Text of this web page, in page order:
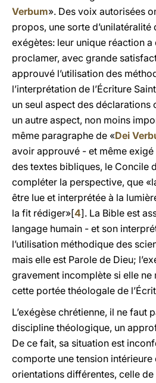
Verbum». Des voix autorisées
propos, une sorte
exégètes: leur unique réaction a
proclamer, avec grande
approuvé l’utilisation des
l’interprétation de l’Écriture
un seul aspect des
un autre aspect, non moins
même paragraphe de «Dei
avoir approuvé - et même exigé
des textes bibliques, le Concile
compléter la perspective, que
être lue et interprétée à la
la fit rédiger»[4]. La Bible est
langage humain - et son
l’utilisation méthodique des
mais elle est Parole de Dieu;
gravement incomplète si elle ne
cette portée théologale de
L’exégèse chrétienne, il ne faut
discipline théologique, un
De ce fait, sa situation est
comporte une tension intérieure
orientations différentes, celle